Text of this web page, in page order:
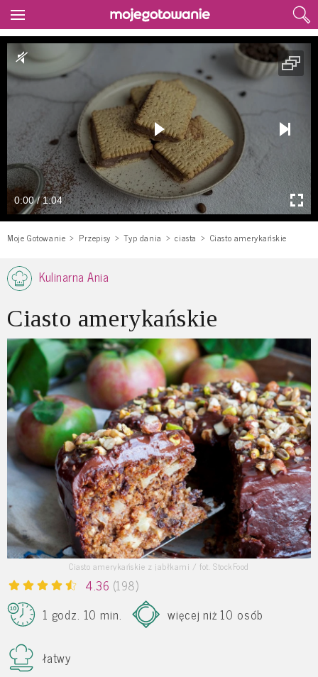
0:00 / 1:04
Moje Gotowanie Przepisy Typ dania ciasta Ciasto amerykańskie
Kulinarna Ania
Ciasto amerykańskie
Ciasto amerykańskie z jabłkami / fot. StockFood
4.36 (198)
1 godz. 10 min.
więcej niż 10 osób
łatwy